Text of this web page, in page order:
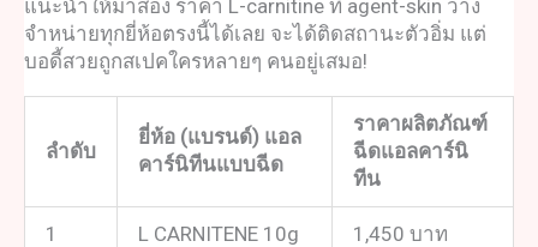
แนะนำให้มาส่อง ราคา L-carnitine ที่ agent-skin วาง
จำหน่ายทุกยี่ห้อตรงนี้ได้เลย จะได้ติดสถานะตัวอิ่ม แต่
บอดี้สวยถูกสเปคใครหลายๆ คนอยู่เสมอ!
ลำดับ
ยี่ห้อ (แบรนด์) แอล
คาร์นิทีนแบบฉีด
ราคาผลิตภัณฑ์
ฉีดแอลคาร์นิ
ทีน
1 L CARNITENE 10g 1,450 บาท